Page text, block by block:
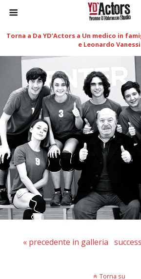
Torna a Da YD’Actors a Un medico in
e Leonardo Vanessi
« precedente in galleria
Torna su